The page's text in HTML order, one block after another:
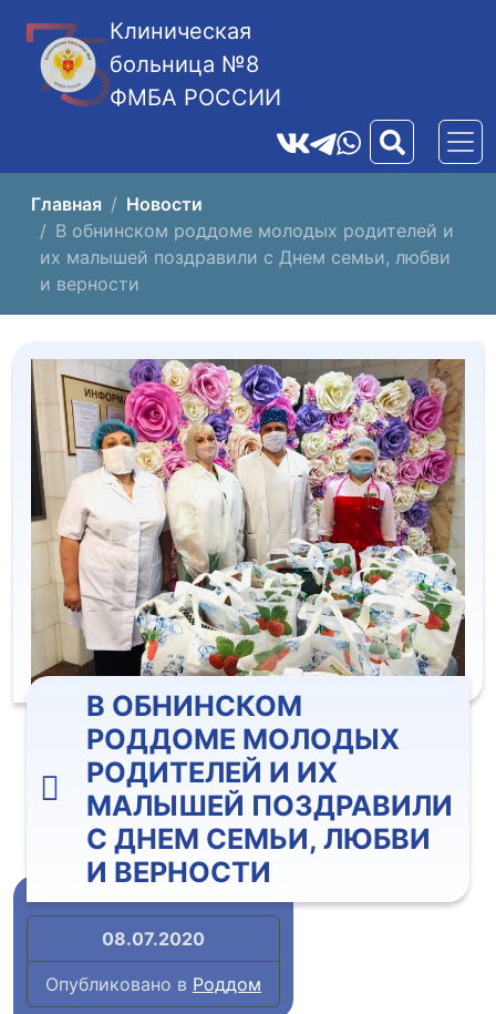
Клиническая
больница №8
ФМБА РОССИИ
Главная
Новости
В обнинском роддоме молодых родителей и
их малышей поздравили с Днем семьи, любви
и верности
В ОБНИНСКОМ
РОДДОМЕ МОЛОДЫХ
РОДИТЕЛЕЙ И ИХ
МАЛЫШЕЙ ПОЗДРАВИЛИ
С ДНЕМ СЕМЬИ, ЛЮБВИ
И ВЕРНОСТИ
08.07.2020
Опубликовано в Роддом